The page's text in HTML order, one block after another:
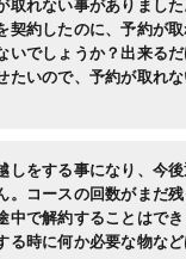
取れない事がありまし
契約したのに、予約が
いでしょうか？出来る
たいので、予約が取れ
しをする事になり、今
。コースの回数がまだ
中で解約することはでき
る時に何か必要な物な